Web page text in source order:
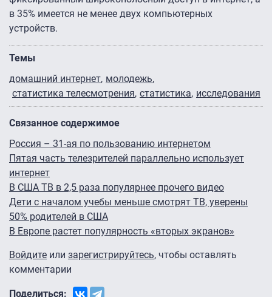
в 35% имеется не менее двух компьютерных
устройств.
Темы
домашний интернет молодежь
статистика телесмотрения статистика исследования
Связанное содержимое
Россия – 31-ая по пользованию интернетом
Пятая часть телезрителей параллельно использует
интернет
В США ТВ в 2,5 раза популярнее прочего видео
Дети с началом учебы меньше смотрят ТВ, уверены
50% родителей в США
В Европе растет популярность «вторых экранов»
Войдите или зарегистрируйтесь, чтобы оставлять
комментарии
Поделиться: